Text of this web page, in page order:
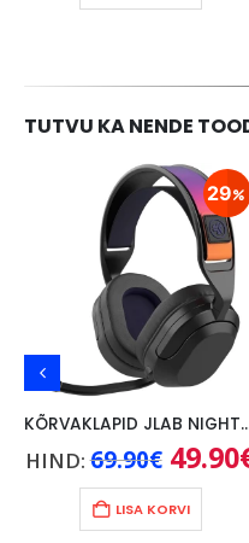
TUTVU KA NENDE
29
KÕRVAKLAPID JLAB NIGHTFALL
HIND:69.90€ Algne
hind
oli:
69.90€.
49.90
LISA KORVI